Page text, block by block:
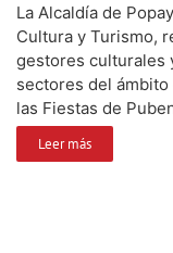
La Alcaldía de
Cultura y Turismo,
gestores culturales
sectores del
las Fiestas de
Leer más